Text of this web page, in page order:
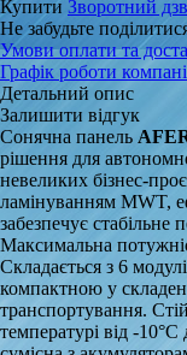
Купити Зворотний
Не забудьте
Умови оплати та
Графік роботи
Детальний опис
Залишити відгук
Сонячна панель
рішення для
невеликих бізнес-
ламінуванням MWT,
забезпечує стабільне
Максимальна
Складається з 6
компактною у
транспортування.
температурі від -